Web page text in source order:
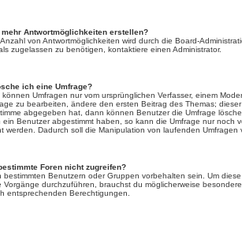
Antwortmöglichkeiten erstellen?
von Antwortmöglichkeiten wird durch die Board-
zugelassen zu benötigen, kontaktiere einen Administrator.
ich eine Umfrage?
Umfragen nur vom ursprünglichen Verfasser, einem
zu bearbeiten, ändere den ersten Beitrag des Themas;
abgegeben hat, dann können Benutzer die Umfrage
ein Benutzer abgestimmt haben, so kann die Umfrage nur noch
werden. Dadurch soll die Manipulation von laufenden Umfragen
Foren nicht zugreifen?
bestimmten Benutzern oder Gruppen vorbehalten sein. Um
Vorgänge durchzuführen, brauchst du möglicherweise
entsprechenden Berechtigungen.